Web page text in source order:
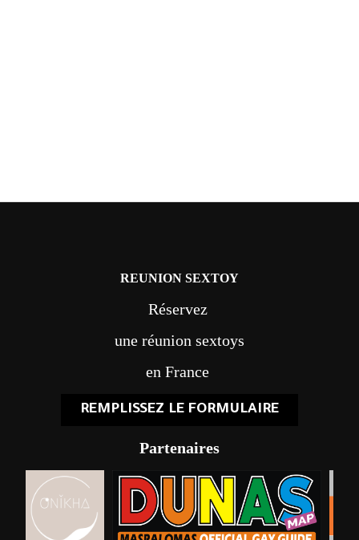
REUNION SEXTOY
Réservez
une réunion sextoys
en France
REMPLISSEZ LE FORMULAIRE
Partenaires